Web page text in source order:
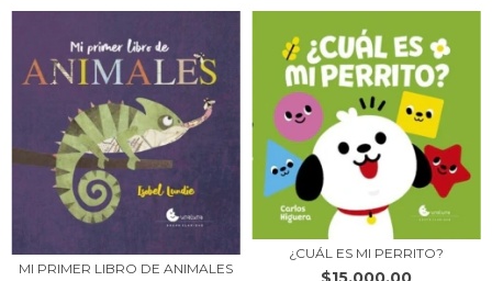
MI PRIMER LIBRO DE ANIMALES
¿CUÁL ES MI PERRITO?